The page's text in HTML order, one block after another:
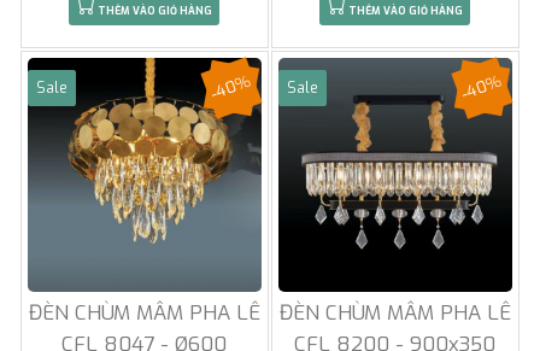
THÊM VÀO GIỎ HÀNG THÊM VÀO GIỎ HÀNG
Sale
ĐÈN CHÙM MÂM PHA LÊ
CFL 8047 - Ø600
-40% Sale
ĐÈN CHÙM MÂM PHA LÊ
CFL 8200 - 900x350
-40%